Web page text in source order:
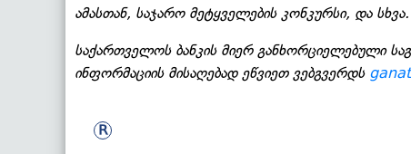
ამასთან, საჯარო მეტყველების კონკურსი, და სხვა.
საქართველოს ბანკის მიერ განხორციელებული
ინფორმაციის მისაღებად ეწვიეთ ვებგვერდს